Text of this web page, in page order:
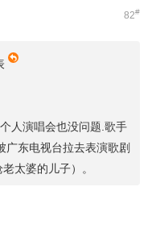
82#
人演唱会也没问题.歌手
广东电视台拉去表演歌剧
太婆的儿子）。